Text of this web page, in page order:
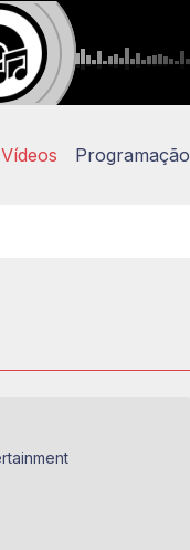
Vídeos Programação